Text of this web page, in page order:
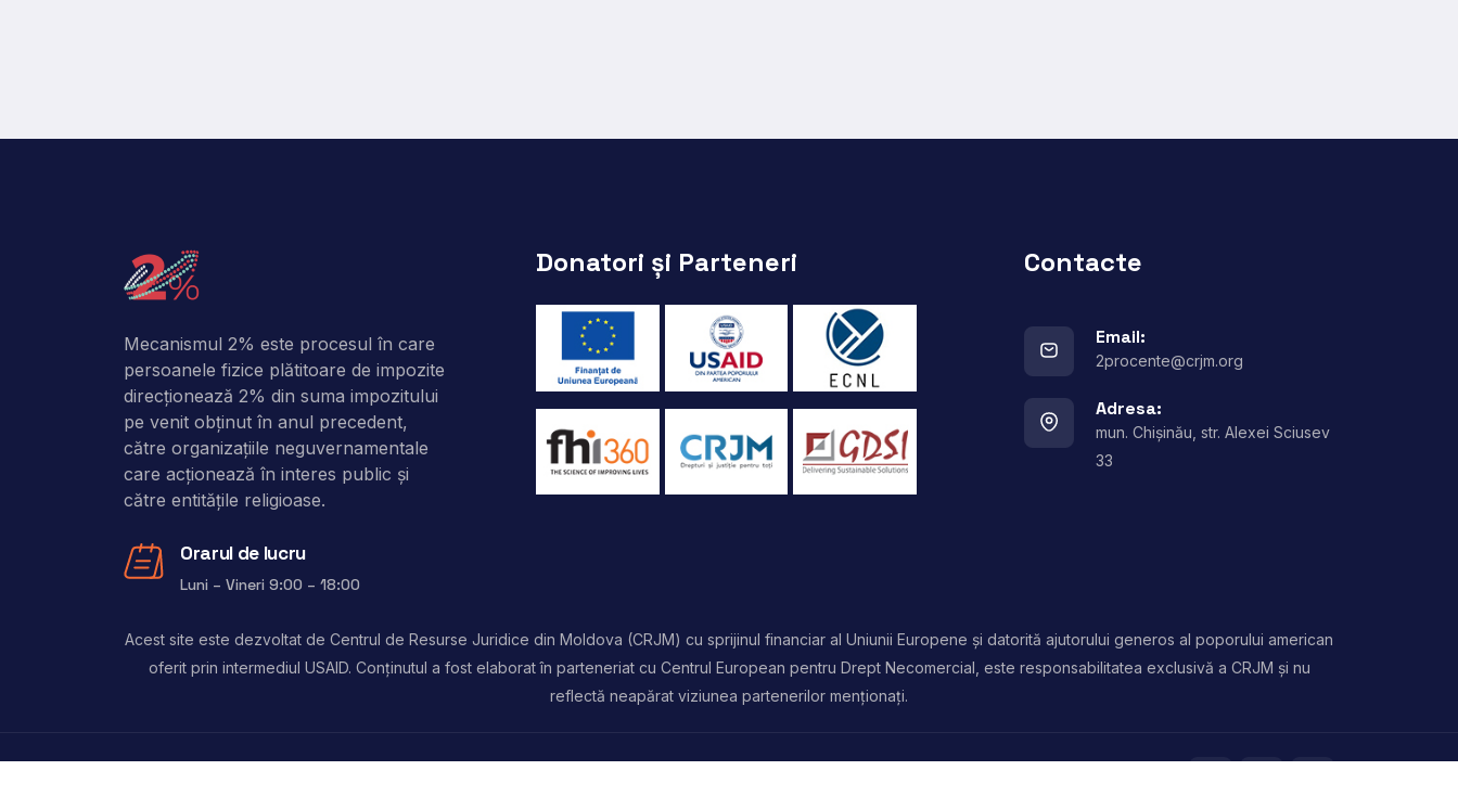
Mecanismul 2% este procesul în care
persoanele fizice plătitoare de impozite
direcţionează 2% din suma impozitului
pe venit obţinut în anul precedent,
către organizaţiile neguvernamentale
care acţionează în interes public şi
către entitățile religioase.
Orarul de lucru
Luni – Vineri 9:00 – 18:00
Donatori și Parteneri Contacte
Email:
2procente@crjm.org
Adresa:
mun. Chișinău, str. Alexei Sciusev
33
Acest site este dezvoltat de Centrul de Resurse Juridice din Moldova (CRJM) cu sprijinul financiar al Uniunii Europene și datorită ajutorului generos al poporului american
oferit prin intermediul USAID. Conținutul a fost elaborat în parteneriat cu Centrul European pentru Drept Necomercial, este responsabilitatea exclusivă a CRJM și nu
reflectă neapărat viziunea partenerilor menționați.